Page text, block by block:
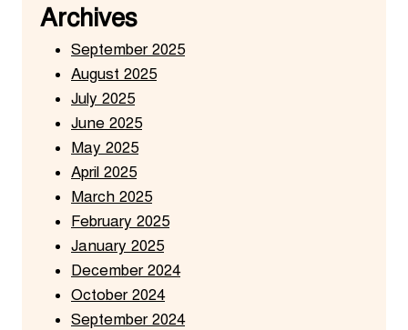
Archives
September 2025
August 2025
July 2025
June 2025
May 2025
April 2025
March 2025
February 2025
January 2025
December 2024
October 2024
September 2024